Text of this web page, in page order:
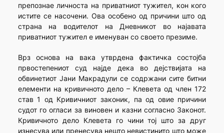
препознае личноста на приватниот тужител, кон кого
истите се насочени. Ова особено од причини што од
страна на водителот на Дневникот во најавата
приватниот тужител е именуван со своето презиме.
Врз основа на вака утврдена фактичка состојба
првостепениот суд најде дека во дејствијата на
обвинетиот Јани Макрадули се содржани сите битни
елементи на кривичното дело – Клевета од член 172
став 1 од Кривичниот законик, па од овие причини
судот го огласи за виновен и казни согласно Законот.
Кривичното дело Клевета го чини тој што за друг
изнесува или пренесува нешто невистинито што може